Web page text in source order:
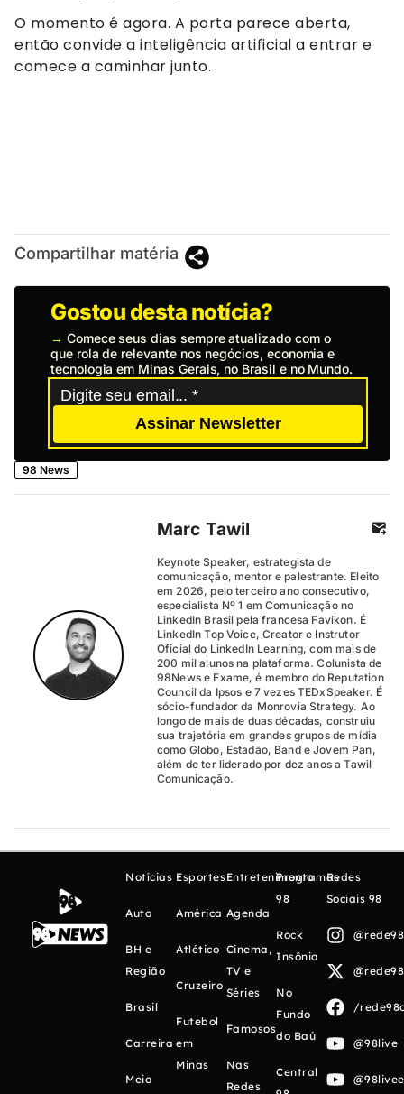
O momento é agora. A porta parece aberta,
então convide a inteligência artificial a entrar e
comece a caminhar junto.
Compartilhar matéria
Gostou desta notícia?
→ Comece seus dias sempre atualizado com o
que rola de relevante nos negócios, economia e
tecnologia em Minas Gerais, no Brasil e no Mundo.
Assinar Newsletter
98 News
Marc Tawil
Keynote Speaker, estrategista de
comunicação, mentor e palestrante. Eleito
em 2026, pelo terceiro ano consecutivo,
especialista Nº 1 em Comunicação no
LinkedIn Brasil pela francesa Favikon. É
LinkedIn Top Voice, Creator e Instrutor
Oficial do LinkedIn Learning, com mais de
200 mil alunos na plataforma. Colunista de
98News e Exame, é membro do Reputation
Council da Ipsos e 7 vezes TEDxSpeaker. É
sócio-fundador da Monrovia Strategy. Ao
longo de mais de duas décadas, construiu
sua trajetória em grandes grupos de mídia
como Globo, Estadão, Band e Jovem Pan,
além de ter liderado por dez anos a Tawil
Comunicação.
Notícias
Auto
BH e
Região
Brasil
Carreira
Meio
Esportes
América
Atlético
Cruzeiro
Futebol
em
Minas
Entretenimento
Agenda
Cinema,
TV e
Séries
Famosos
Nas
Redes
Programas
98
Rock
Insônia
No
Fundo
do Baú
Central
Redes
Sociais 98
/
@98live